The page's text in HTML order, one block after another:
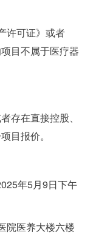
许可证》或者
目不属于医疗器
存在直接控股、
目报价。
年5月9日下午
院医养大楼六楼